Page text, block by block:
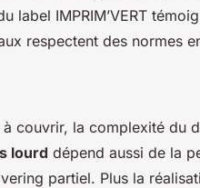
IMPRIM’VERT
respectent des normes
couvrir, la complexité du
lourd dépend aussi de la
partiel. Plus la